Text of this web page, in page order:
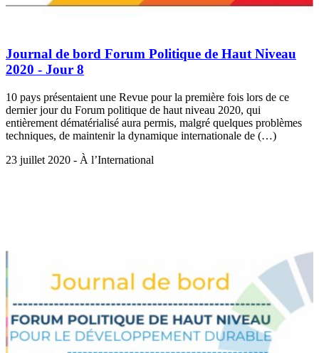
Journal de bord Forum Politique de Haut Niveau
2020 - Jour 8
10 pays présentaient une Revue pour la première fois lors de ce
dernier jour du Forum politique de haut niveau 2020, qui
entièrement dématérialisé aura permis, malgré quelques problèmes
techniques, de maintenir la dynamique internationale de (…)
23 juillet 2020 - À l’International